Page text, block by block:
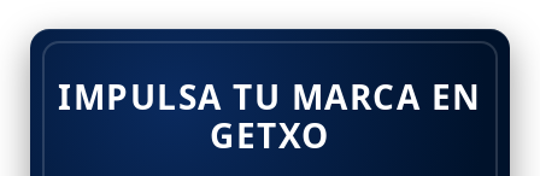
IMPULSA TU MARCA EN
GETXO